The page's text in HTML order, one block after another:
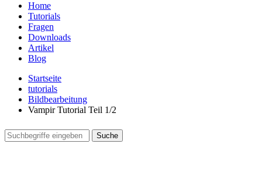
Home
Tutorials
Fragen
Downloads
Artikel
Blog
Startseite
tutorials
Bildbearbeitung
Vampir Tutorial Teil 1/2
Suche